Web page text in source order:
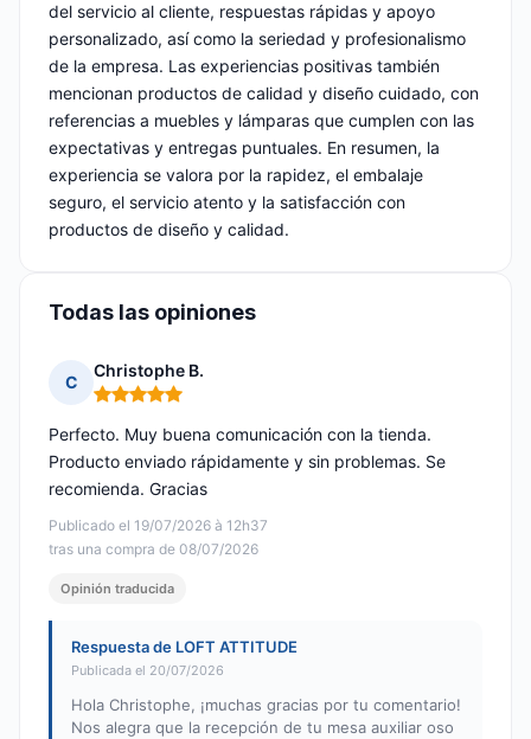
del servicio al cliente, respuestas rápidas y apoyo
personalizado, así como la seriedad y profesionalismo
de la empresa. Las experiencias positivas también
mencionan productos de calidad y diseño cuidado, con
referencias a muebles y lámparas que cumplen con las
expectativas y entregas puntuales. En resumen, la
experiencia se valora por la rapidez, el embalaje
seguro, el servicio atento y la satisfacción con
productos de diseño y calidad.
Todas las opiniones
C
Christophe B.
Nota: 5 de 5
Publicado el 19/07/2026 à 12h37
tras una compra de 08/07/2026
Perfecto. Muy buena comunicación con la tienda.
Producto enviado rápidamente y sin problemas. Se
recomienda. Gracias
Opinión traducida
Respuesta de LOFT ATTITUDE
Publicada el 20/07/2026
Hola Christophe, ¡muchas gracias por tu comentario!
Nos alegra que la recepción de tu mesa auxiliar oso